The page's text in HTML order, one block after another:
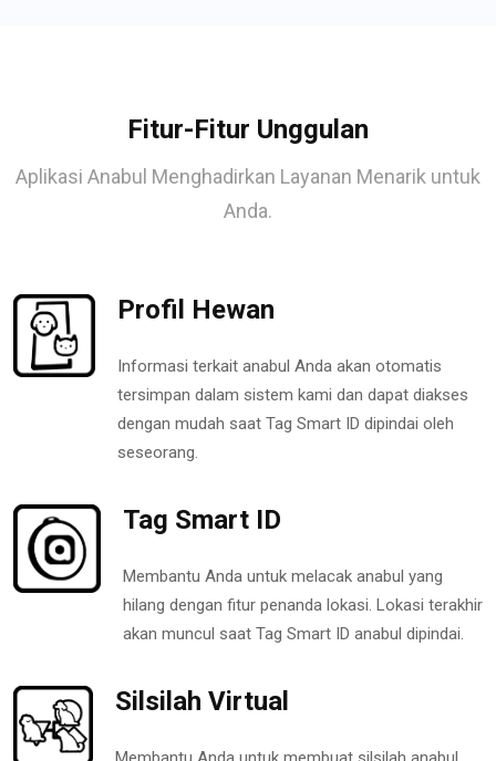
Fitur-Fitur Unggulan
Aplikasi Anabul Menghadirkan Layanan Menarik untuk
Anda.
Profil Hewan
Informasi terkait anabul Anda akan otomatis
tersimpan dalam sistem kami dan dapat diakses
dengan mudah saat Tag Smart ID dipindai oleh
seseorang.
Tag Smart ID
Membantu Anda untuk melacak anabul yang
hilang dengan fitur penanda lokasi. Lokasi terakhir
akan muncul saat Tag Smart ID anabul dipindai.
Silsilah Virtual